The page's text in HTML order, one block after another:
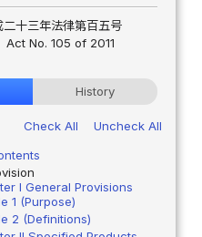
二十三年法律第百五号
Act No. 105 of 2011
History
Check All
Uncheck All
I General Provisions
1 (Purpose)
2 (Definitions)